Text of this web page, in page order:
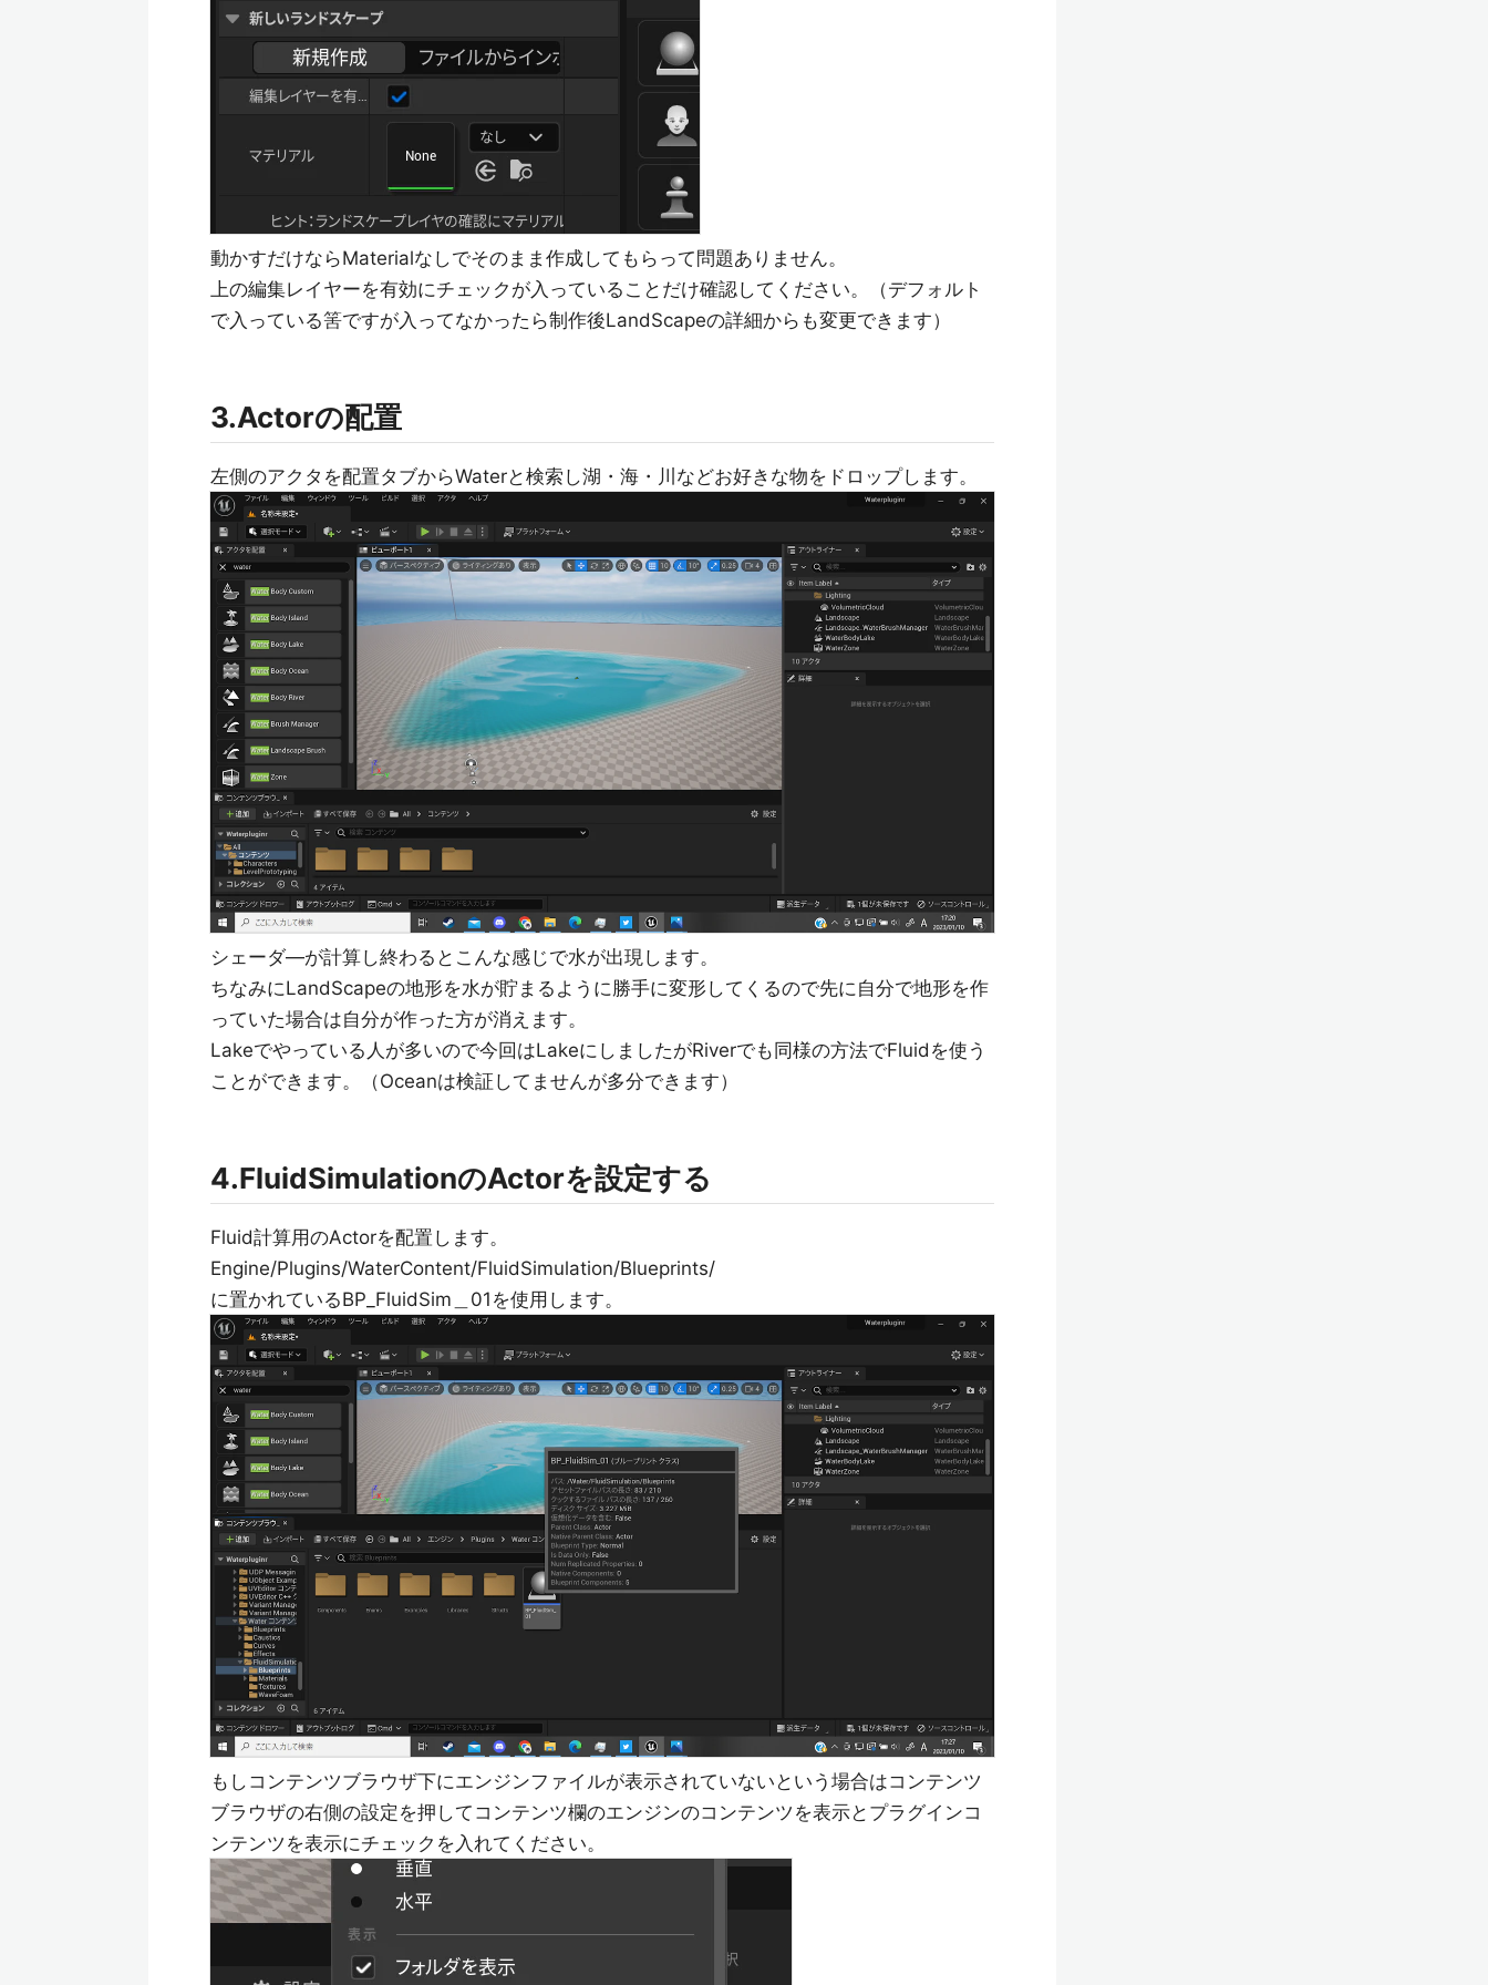
動かすだけならMaterialなしでそのまま作成してもらって問題ありません。
上の編集レイヤーを有効にチェックが入っていることだけ確認してください。（デフォルト
で入っている筈ですが入ってなかったら制作後LandScapeの詳細からも変更できます）
3.Actorの配置
左側のアクタを配置タブからWaterと検索し湖・海・川などお好きな物をドロップします。
シェーダ―が計算し終わるとこんな感じで水が出現します。
ちなみにLandScapeの地形を水が貯まるように勝手に変形してくるので先に自分で地形を作
っていた場合は自分が作った方が消えます。
Lakeでやっている人が多いので今回はLakeにしましたがRiverでも同様の方法でFluidを使う
ことができます。（Oceanは検証してませんが多分できます）
4.FluidSimulationのActorを設定する
Fluid計算用のActorを配置します。
Engine/Plugins/WaterContent/FluidSimulation/Blueprints/
に置かれているBP_FluidSim＿01を使用します。
もしコンテンツブラウザ下にエンジンファイルが表示されていないという場合はコンテンツ
ブラウザの右側の設定を押してコンテンツ欄のエンジンのコンテンツを表示とプラグインコ
ンテンツを表示にチェックを入れてください。